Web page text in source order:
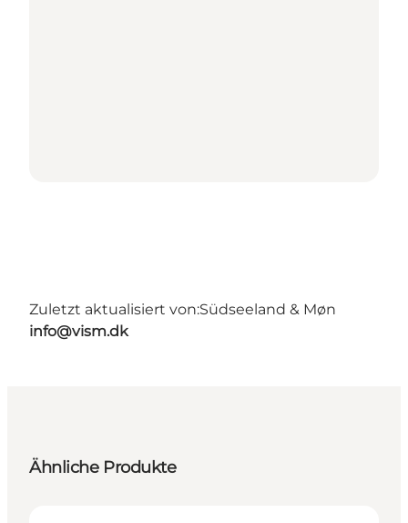
Zuletzt aktualisiert von:Südseeland & Møn
info@vism.dk
Ähnliche Produkte